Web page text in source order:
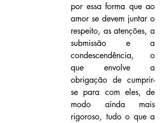
por essa forma que ao
amor se devem juntar o
respeito, as atenções, a
submissão e a
condescendência, o
que envolve a
obrigação de cumprir-
se para com eles, de
modo ainda mais
rigoroso, tudo o que a